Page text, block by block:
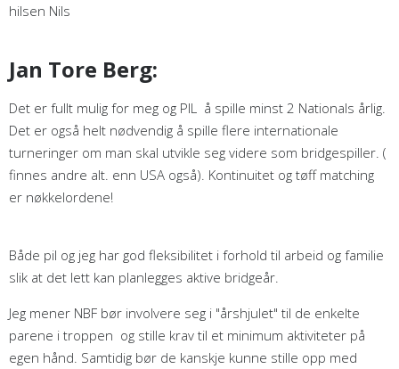
hilsen Nils
Jan Tore Berg:
Det er fullt mulig for meg og PIL å spille minst 2 Nationals årlig.
Det er også helt nødvendig å spille flere internationale
turneringer om man skal utvikle seg videre som bridgespiller. (
finnes andre alt. enn USA også). Kontinuitet og tøff matching
er nøkkelordene!
Både pil og jeg har god fleksibilitet i forhold til arbeid og familie
slik at det lett kan planlegges aktive bridgeår.
Jeg mener NBF bør involvere seg i "årshjulet" til de enkelte
parene i troppen og stille krav til et minimum aktiviteter på
egen hånd. Samtidig bør de kanskje kunne stille opp med